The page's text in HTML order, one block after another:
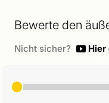
Bewerte den
Nicht sicher? Hier